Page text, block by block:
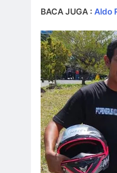
BACA JUGA : Aldo